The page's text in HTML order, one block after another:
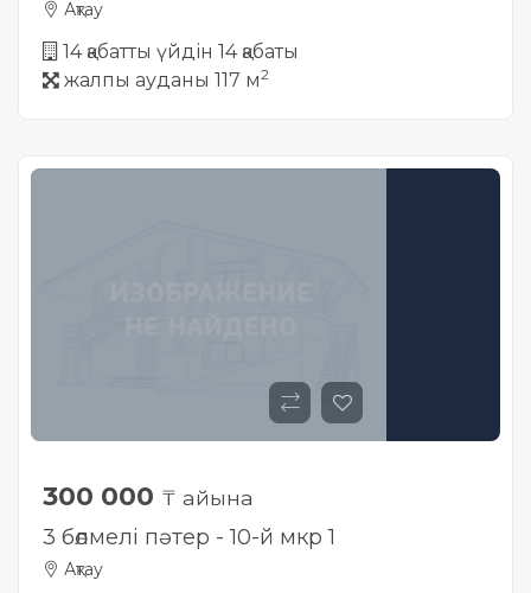
Ақтау
14 қабатты үйдін 14 қабаты
жалпы ауданы 117 м2
300 000 ₸ айына
3 бөлмелі пәтер - 10-й мкр 1
Ақтау